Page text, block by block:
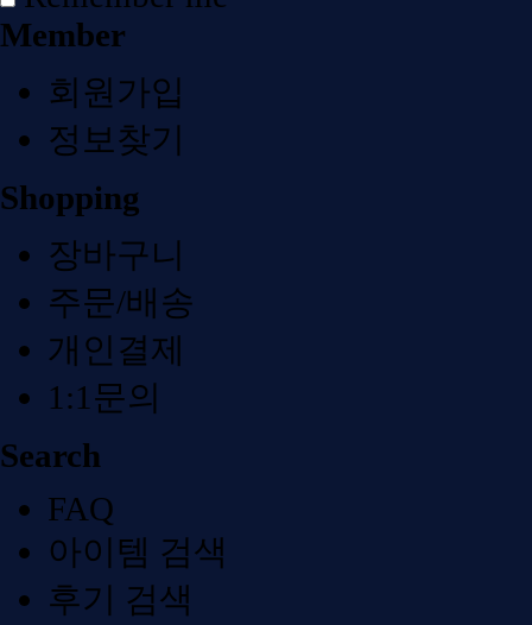
Member
회원가입
정보찾기
Shopping
장바구니
주문/배송
개인결제
1:1문의
Search
FAQ
아이템 검색
후기 검색